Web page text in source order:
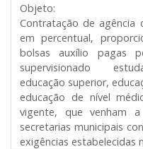
Objeto:
Contratação de agência
em percentual,
bolsas auxílio pagas
supervisionado
educação superior,
educação de nível
vigente, que venham
secretarias municipais
exigências estabelecidas